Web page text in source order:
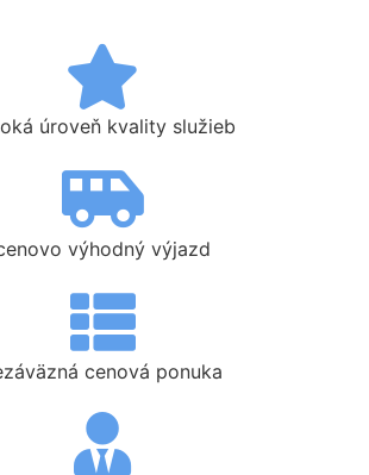
úroveň kvality služieb
výhodný výjazd
cenová ponuka